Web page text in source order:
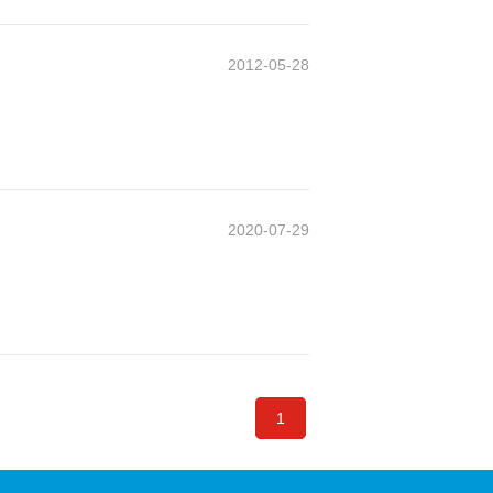
2012-05-28
2020-07-29
1